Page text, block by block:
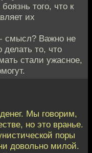
того, что к
их
смысл? Важно не
делать то, что
стали ужасное,
Мы говорим,
но это вранье.
поры
довольно милой.